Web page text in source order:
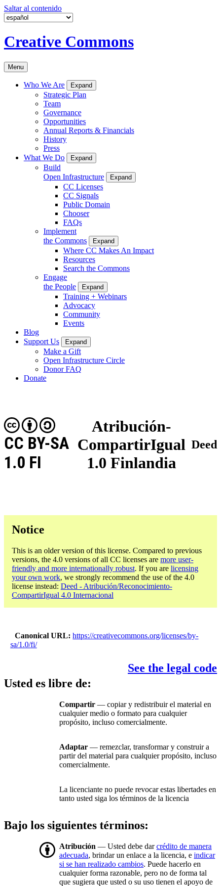
Saltar al contenido
Creative Commons
Menu
Who We Are Expand
Strategic Plan
Team
Governance
Opportunities
Annual Reports & Financials
History
Press
What We Do
Expand
Build
Open Infrastructure
Expand
CC Licenses
CC Signals
Public Domain
Chooser
FAQs
Implement
the Commons
Expand
Where CC Makes An Impact
Resources
Search the Commons
Engage
the People
Expand
Training + Webinars
Advocacy
Community
Events
Blog
Support Us
Expand
Make a Gift
Open Infrastructure Circle
Donor FAQ
Donate
Atribución-
CompartirIgual
1.0 Finlandia
CC BY-SA
1.0 FI
Deed
Notice
This is an older version of this license. Compared to previous
versions, the 4.0 versions of all CC licenses are more user-
friendly and more internationally robust. If you are licensing
your own work, we strongly recommend the use of the 4.0
license instead: Deed - Atribución/Reconocimiento-
CompartirIgual 4.0 Internacional
Canonical URL
https://creativecommons.org/licenses/by-
sa/1.0/fi/
See the legal code
Usted es libre de:
Compartir — copiar y redistribuir el material en
cualquier medio o formato para cualquier
propósito, incluso comercialmente.
Adaptar — remezclar, transformar y construir a
partir del material para cualquier propósito, incluso
comercialmente.
La licenciante no puede revocar estas libertades en
tanto usted siga los términos de la licencia
Bajo los siguientes términos:
Atribución — Usted debe darcrédito de manera
adecuada, brindar un enlace a la licencia, e indicar
si se han realizado cambios. Puede hacerlo en
cualquier forma razonable, pero no de forma tal
que sugiera que usted o su uso tienen el apoyo de